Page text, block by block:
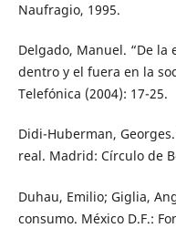
Naufragio, 1995.
Delgado, Manuel. “De
dentro y el fuera en la
Telefónica (2004): 17-25.
Didi-Huberman,
real. Madrid: Círculo de
Duhau, Emilio; Giglia,
consumo. México D.F.: